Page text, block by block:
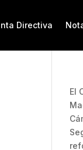
Directiva
El